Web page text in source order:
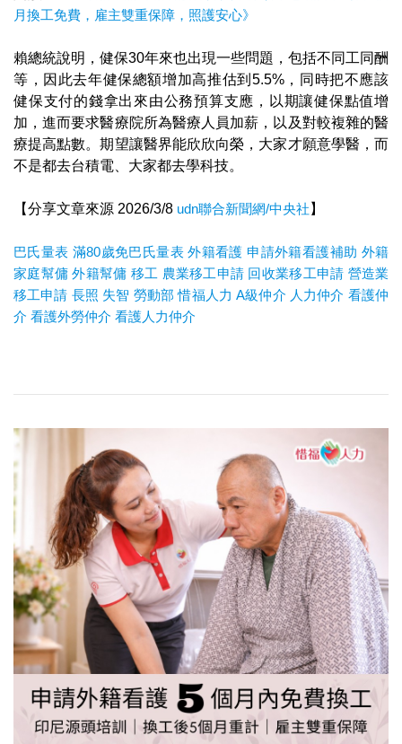
月換工免費，雇主雙重保障，照護安心》
賴總統說明，健保30年來也出現一些問題，包括不同工同酬
等，因此去年健保總額增加高推估到5.5%，同時把不應該
健保支付的錢拿出來由公務預算支應，以期讓健保點值增
加，進而要求醫療院所為醫療人員加薪，以及對較複雜的醫
療提高點數。期望讓醫界能欣欣向榮，大家才願意學醫，而
不是都去台積電、大家都去學科技。
【分享文章來源 2026/3/8 udn聯合新聞網/中央社 】
巴氏量表 滿80歲免巴氏量表 外籍看護 申請外籍看護補助 外籍
家庭幫傭 外籍幫傭 移工 農業移工申請 回收業移工申請 營造業
移工申請 長照 失智 勞動部 惜福人力 A級仲介 人力仲介 看護仲
介 看護外勞仲介 看護人力仲介